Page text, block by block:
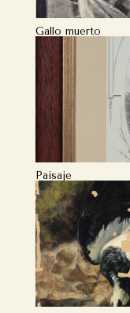
Gallo muerto
Paisaje